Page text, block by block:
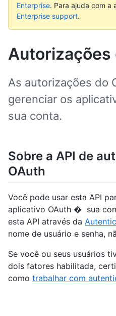
Enterprise. Para ajuda com a
Enterprise support.
Autorizações
As autorizações do
gerenciar os
sua conta.
Sobre a API de
OAuth
Você pode usar esta API
aplicativo OAuth � sua
esta API através da
nome de usuário e senha,
Se você ou seus usuários
dois fatores habilitada,
como trabalhar com